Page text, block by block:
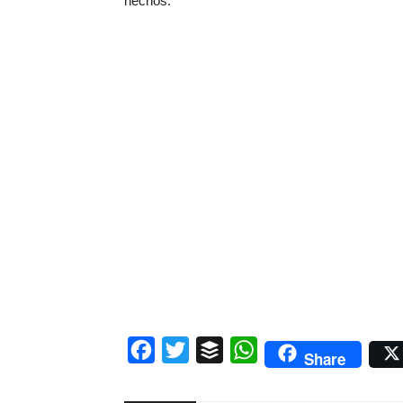
Facebook
Twitter Buffer WhatsAppShare